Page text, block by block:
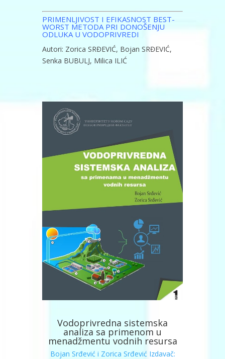
PRIMENLJIVOST I EFIKASNOST BEST-
WORST METODA PRI DONOŠENJU
ODLUKA U VODOPRIVREDI
Autori: Zorica SRĐEVIĆ, Bojan SRĐEVIĆ,
Senka BUBULJ, Milica ILIĆ
Vodoprivredna sistemska
analiza sa primenom u
menadžmentu vodnih resursa
Bojan Srđević i Zorica Srđević Izdavač: